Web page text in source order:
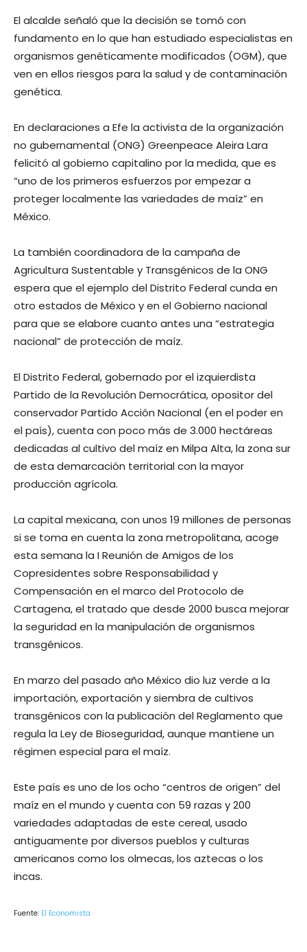
El alcalde señaló que la decisión se tomó con
fundamento en lo que han estudiado especialistas en
organismos genéticamente modificados (OGM), que
ven en ellos riesgos para la salud y de contaminación
genética.
En declaraciones a Efe la activista de la organización
no gubernamental (ONG) Greenpeace Aleira Lara
felicitó al gobierno capitalino por la medida, que es
“uno de los primeros esfuerzos por empezar a
proteger localmente las variedades de maíz” en
México.
La también coordinadora de la campaña de
Agricultura Sustentable y Transgénicos de la ONG
espera que el ejemplo del Distrito Federal cunda en
otro estados de México y en el Gobierno nacional
para que se elabore cuanto antes una “estrategia
nacional” de protección de maíz.
El Distrito Federal, gobernado por el izquierdista
Partido de la Revolución Democrática, opositor del
conservador Partido Acción Nacional (en el poder en
el país), cuenta con poco más de 3.000 hectáreas
dedicadas al cultivo del maíz en Milpa Alta, la zona sur
de esta demarcación territorial con la mayor
producción agrícola.
La capital mexicana, con unos 19 millones de personas
si se toma en cuenta la zona metropolitana, acoge
esta semana la I Reunión de Amigos de los
Copresidentes sobre Responsabilidad y
Compensación en el marco del Protocolo de
Cartagena, el tratado que desde 2000 busca mejorar
la seguridad en la manipulación de organismos
transgénicos.
En marzo del pasado año México dio luz verde a la
importación, exportación y siembra de cultivos
transgénicos con la publicación del Reglamento que
regula la Ley de Bioseguridad, aunque mantiene un
régimen especial para el maíz.
Este país es uno de los ocho “centros de origen” del
maíz en el mundo y cuenta con 59 razas y 200
variedades adaptadas de este cereal, usado
antiguamente por diversos pueblos y culturas
americanos como los olmecas, los aztecas o los
incas.
Fuente: El Economista